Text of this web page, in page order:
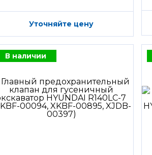
Уточняйте цену
В наличии